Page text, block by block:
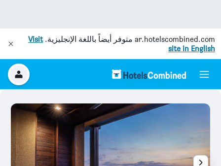
ar.hotelscombined.com متوفر أيضاً باللغة الإنجليزية.Visit
site in English